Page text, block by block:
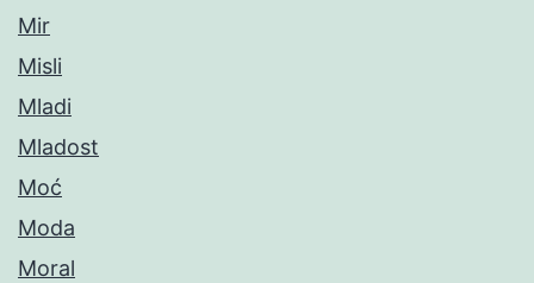
Mir
Misli
Mladi
Mladost
Moć
Moda
Moral